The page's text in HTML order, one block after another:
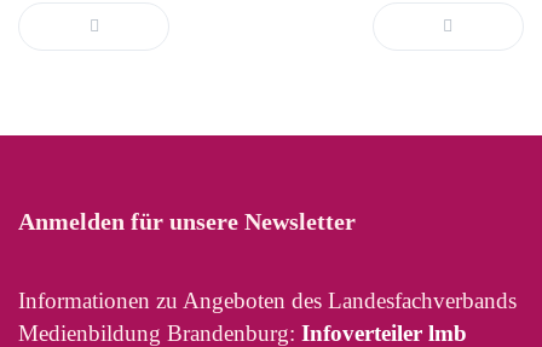
Anmelden für unsere Newsletter
Informationen zu Angeboten des Landesfachverbands
Medienbildung Brandenburg: Infoverteiler lmb